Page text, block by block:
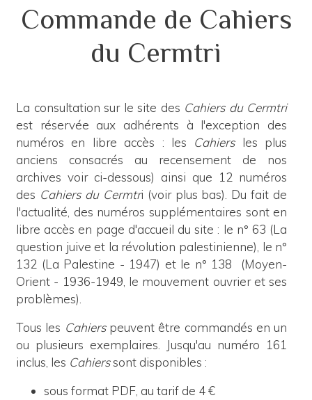
Commande de Cahiers
du Cermtri
La consultation sur le site des Cahiers du Cermtri
est réservée aux adhérents à l'exception des
numéros en libre accès : les Cahiersles plus
anciens consacrés au recensement de nos
archives voir ci-dessous) ainsi que 12 numéros
des Cahiers du Cermtri (voir plus bas). Du fait de
l'actualité, des numéros supplémentaires sont en
libre accès en page d'accueil du site : le n° 63 (La
question juive et la révolution palestinienne), le n°
132 (La Palestine - 1947) et le n° 138 (Moyen-
Orient - 1936-1949, le mouvement ouvrier et ses
problèmes).
Tous les Cahierspeuvent être commandés en un
ou plusieurs exemplaires. Jusqu'au numéro 161
inclus, les Cahierssont disponibles :
sous format PDF, au tarif de 4 €